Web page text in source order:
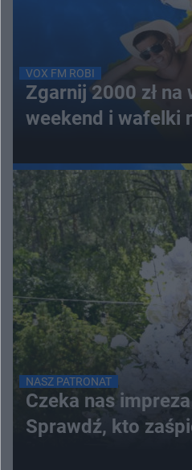
VOX FM ROBI
Zgarnij 2000 zł na
weekend i wafelki
NASZ PATRONAT
Czeka nas
Sprawdź, kto